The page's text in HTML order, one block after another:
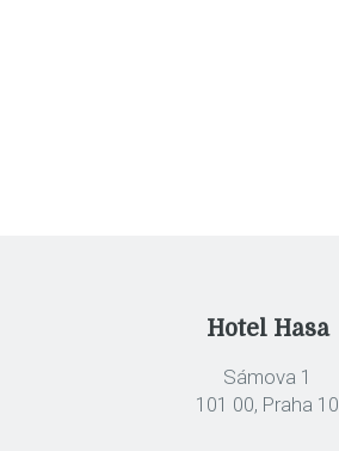
Hotel Hasa
Sámova 1
101 00, Praha 10